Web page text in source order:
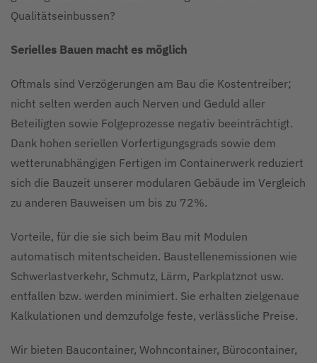
Qualitätseinbussen?
Serielles Bauen macht es möglich
Oftmals sind Verzögerungen am Bau die Kostentreiber;
nicht selten werden auch Nerven und Geduld aller
Beteiligten sowie Folgeprozesse negativ beeinträchtigt.
Dank hohen seriellen Vorfertigungsgrads sowie dem
wetterunabhängigen Fertigen im Containerwerk reduziert
sich die Bauzeit unserer modularen Gebäude im Vergleich
zu anderen Bauweisen um bis zu 72%.
Vorteile, für die sie sich beim Bau mit Modulen
automatisch mitentscheiden. Baustellenemissionen wie
Schwerlastverkehr, Schmutz, Lärm, Parkplatznot usw.
entfallen bzw. werden minimiert. Sie erhalten zielgenaue
Kalkulationen und demzufolge feste, verlässliche Preise.
Wir bieten Baucontainer, Wohncontainer, Bürocontainer,